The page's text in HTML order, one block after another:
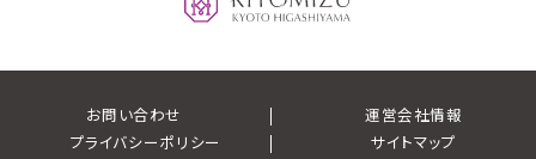
お問い合わせ
運営会社情報
プライバシーポリシー
サイトマップ